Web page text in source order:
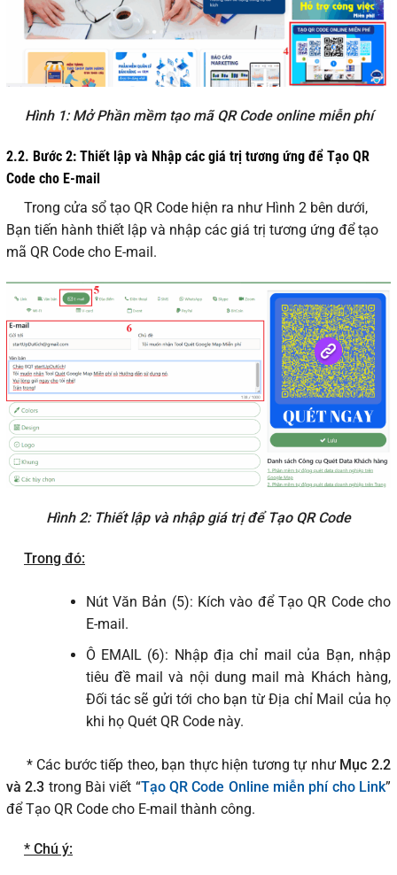
Hình 1: Mở Phần mềm tạo mã QR Code online miễn phí
2.2. Bước 2: Thiết lập và Nhập các giá trị tương ứng để Tạo QR
Code cho E-mail
Trong cửa sổ tạo QR Code hiện ra như Hình 2 bên dưới,
Bạn tiến hành thiết lập và nhập các giá trị tương ứng để tạo
mã QR Code cho E-mail.
Hình 2: Thiết lập và nhập giá trị để Tạo QR Code
Trong đó:
Nút Văn Bản (5): Kích vào để Tạo QR Code cho
E-mail.
Ô EMAIL (6): Nhập địa chỉ mail của Bạn, nhập
tiêu đề mail và nội dung mail mà Khách hàng,
Đối tác sẽ gửi tới cho bạn từ Địa chỉ Mail của họ
khi họ Quét QR Code này.
* Các bước tiếp theo, bạn thực hiện tương tự như Mục 2.2
và 2.3 trong Bài viết “Tạo QR Code Online miễn phí cho Link”
để Tạo QR Code cho E-mail thành công.
* Chú ý: